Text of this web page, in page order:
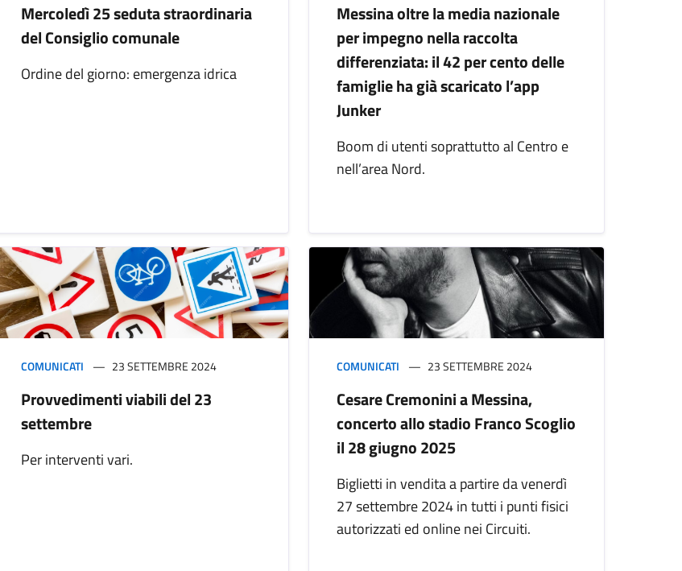
Mercoledì 25 seduta straordinaria
del Consiglio comunale
Ordine del giorno: emergenza idrica
Messina oltre la media nazionale
per impegno nella raccolta
differenziata: il 42 per cento delle
famiglie ha già scaricato l’app
Junker
Boom di utenti soprattutto al Centro e
nell’area Nord.
COMUNICATI 23 SETTEMBRE 2024
Provvedimenti viabili del 23
settembre
Per interventi vari.
COMUNICATI 23 SETTEMBRE 2024
Cesare Cremonini a Messina,
concerto allo stadio Franco Scoglio
il 28 giugno 2025
Biglietti in vendita a partire da venerdì
27 settembre 2024 in tutti i punti fisici
autorizzati ed online nei Circuiti.